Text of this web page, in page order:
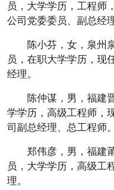
员，大学学历，工程师
公司党委委员、副总经理
陈小芬，女，泉州
员，在职大学学历，现
经理。
陈仲谋，男，福建
学学历，高级工程师，
司副总经理、总工程师。
郑伟彦，男，福建
员，大学学历，高级工
理。